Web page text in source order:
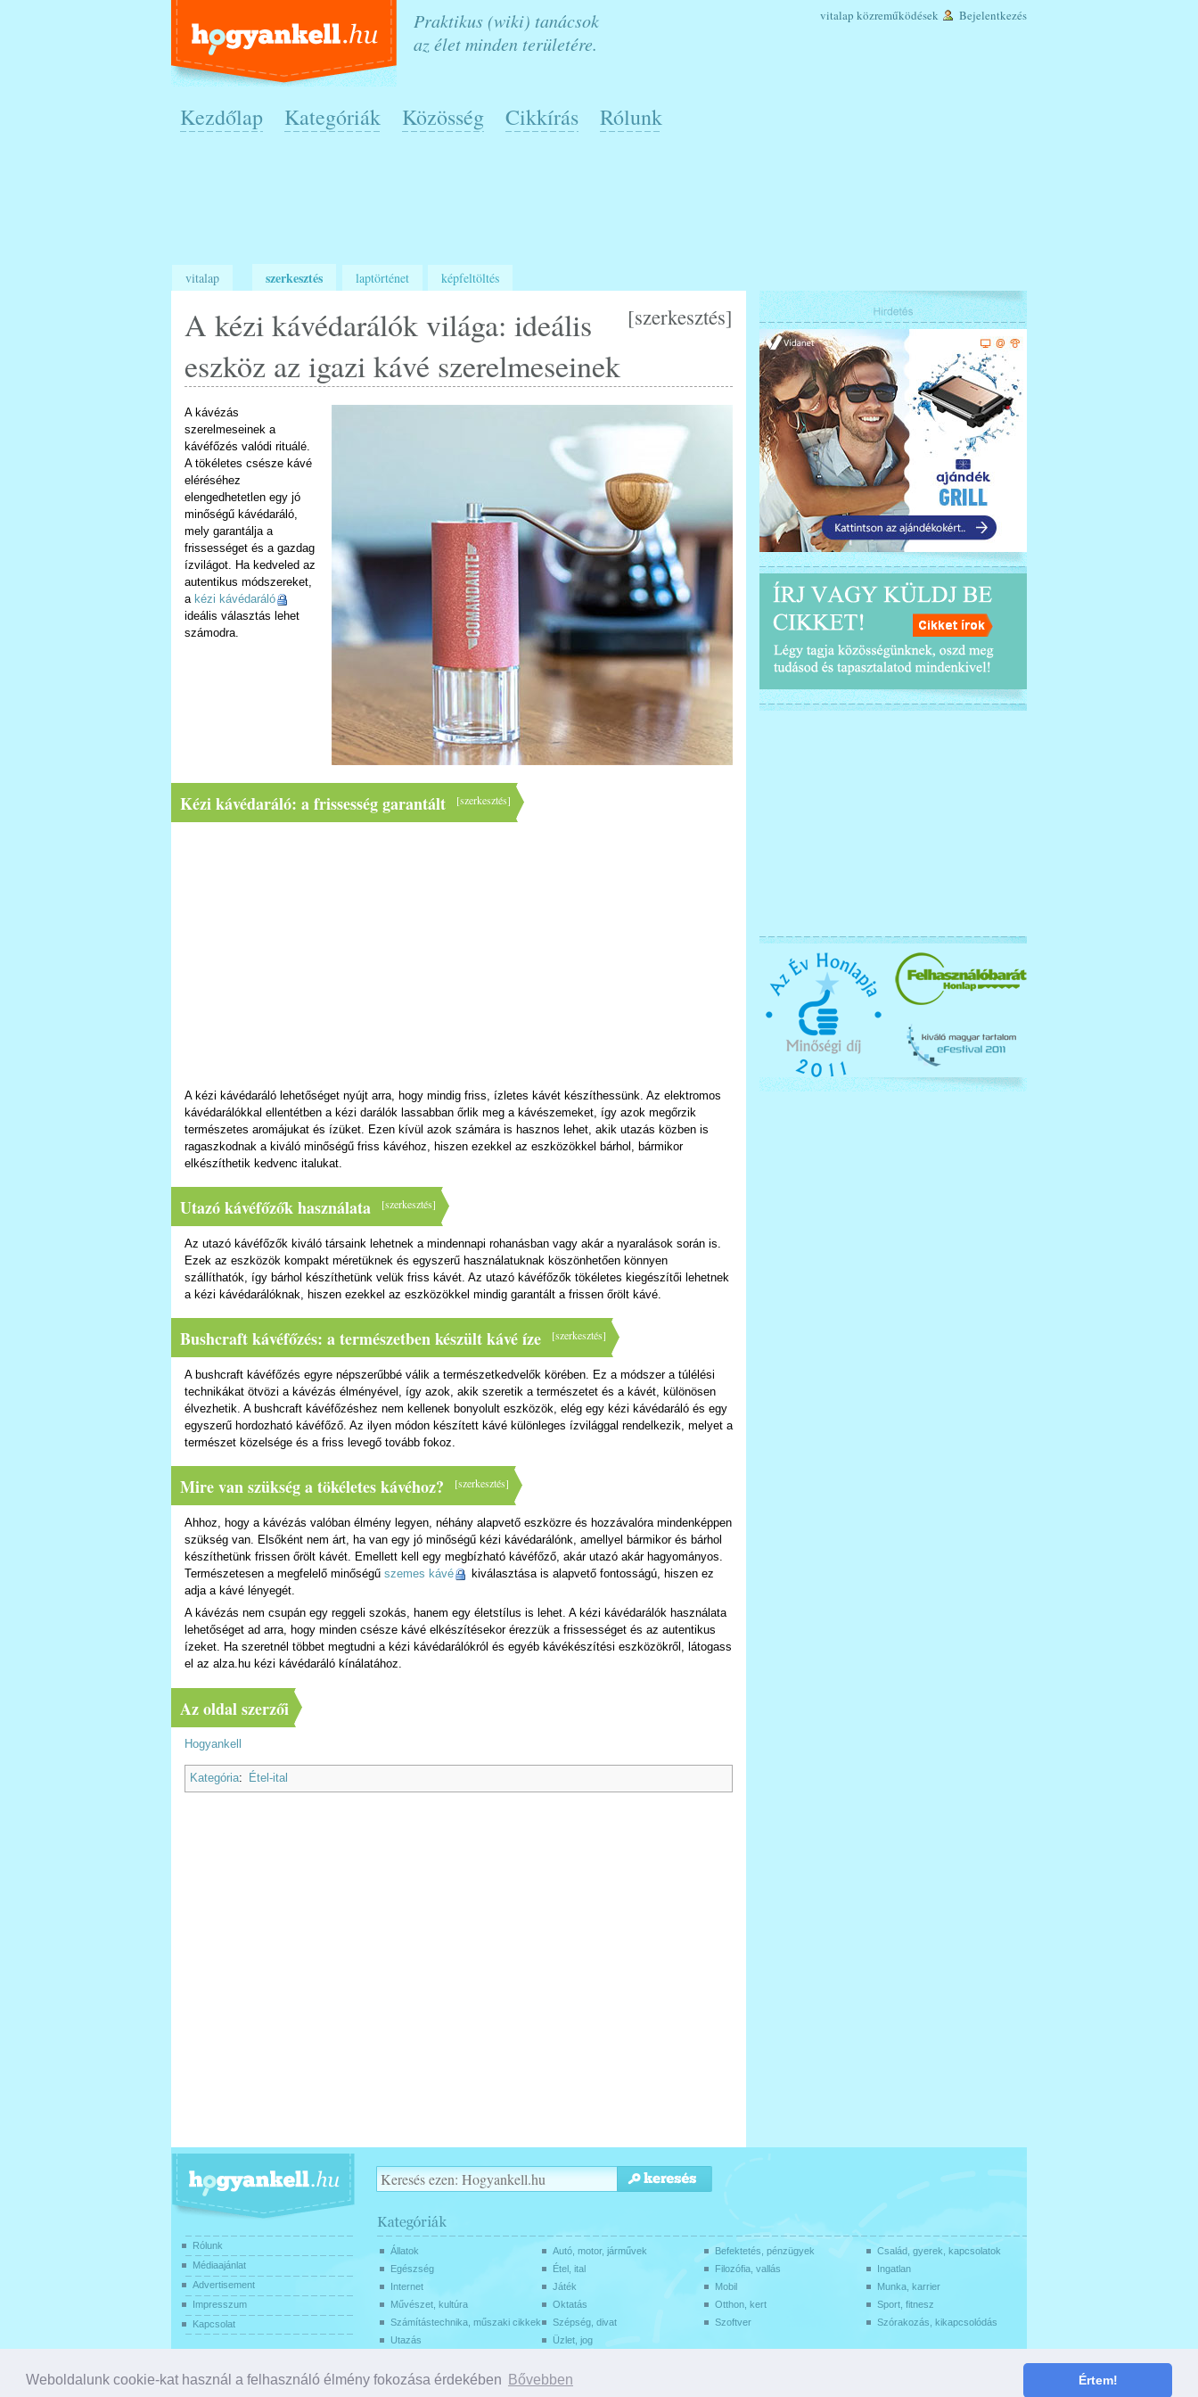
Weboldalunk cookie-kat használ a felhasználó élmény fokozása érdekében Bővebben Értem!
Praktikus (wiki) tanácsok
az élet minden területére.
vitalap közreműködések Bejelentkezés
Kezdőlap Kategóriák Közösség Cikkírás Rólunk
vitalap szerkesztés laptörténet képfeltöltés
[szerkesztés]
A kézi kávédarálók világa: ideális
eszköz az igazi kávé szerelmeseinek
A kávézás
szerelmeseinek a
kávéfőzés valódi rituálé.
A tökéletes csésze kávé
eléréséhez
elengedhetetlen egy jó
minőségű kávédaráló,
mely garantálja a
frissességet és a gazdag
ízvilágot. Ha kedveled az
autentikus módszereket,
a kézi kávédaráló
ideális választás lehet
számodra.
[szerkesztés]
Kézi kávédaráló: a frissesség garantált
A kézi kávédaráló lehetőséget nyújt arra, hogy mindig friss, ízletes kávét készíthessünk. Az elektromos
kávédarálókkal ellentétben a kézi darálók lassabban őrlik meg a kávészemeket, így azok megőrzik
természetes aromájukat és ízüket. Ezen kívül azok számára is hasznos lehet, akik utazás közben is
ragaszkodnak a kiváló minőségű friss kávéhoz, hiszen ezekkel az eszközökkel bárhol, bármikor
elkészíthetik kedvenc italukat.
[szerkesztés]
Utazó kávéfőzők használata
Az utazó kávéfőzők kiváló társaink lehetnek a mindennapi rohanásban vagy akár a nyaralások során is.
Ezek az eszközök kompakt méretüknek és egyszerű használatuknak köszönhetően könnyen
szállíthatók, így bárhol készíthetünk velük friss kávét. Az utazó kávéfőzők tökéletes kiegészítői lehetnek
a kézi kávédarálóknak, hiszen ezekkel az eszközökkel mindig garantált a frissen őrölt kávé.
[szerkesztés]
Bushcraft kávéfőzés: a természetben készült kávé íze
A bushcraft kávéfőzés egyre népszerűbbé válik a természetkedvelők körében. Ez a módszer a túlélési
technikákat ötvözi a kávézás élményével, így azok, akik szeretik a természetet és a kávét, különösen
élvezhetik. A bushcraft kávéfőzéshez nem kellenek bonyolult eszközök, elég egy kézi kávédaráló és egy
egyszerű hordozható kávéfőző. Az ilyen módon készített kávé különleges ízvilággal rendelkezik, melyet a
természet közelsége és a friss levegő tovább fokoz.
[szerkesztés]
Mire van szükség a tökéletes kávéhoz?
Ahhoz, hogy a kávézás valóban élmény legyen, néhány alapvető eszközre és hozzávalóra mindenképpen
szükség van. Elsőként nem árt, ha van egy jó minőségű kézi kávédarálónk, amellyel bármikor és bárhol
készíthetünk frissen őrölt kávét. Emellett kell egy megbízható kávéfőző, akár utazó akár hagyományos.
Természetesen a megfelelő minőségű szemes kávé
kiválasztása is alapvető fontosságú, hiszen ez
adja a kávé lényegét.
A kávézás nem csupán egy reggeli szokás, hanem egy életstílus is lehet. A kézi kávédarálók használata
lehetőséget ad arra, hogy minden csésze kávé elkészítésekor érezzük a frissességet és az autentikus
ízeket. Ha szeretnél többet megtudni a kézi kávédarálókról és egyéb kávékészítési eszközökről, látogass
el az alza.hu kézi kávédaráló kínálatához.
Az oldal szerzői
Hogyankell
Kategória: Étel-ital
Állatok Autó, motor, járművek Befektetés, pénzügyek
Család, gyerek, kapcsolatok
Egészség
Étel, ital Filozófia, vallás
Ingatlan
Internet
Játék Mobil
Munka, karrier
Művészet, kultúra
Oktatás Otthon, kert
Sport, fitnesz
Számítástechnika, műszaki cikkek
Szépség, divat Szoftver
Szórakozás, kikapcsolódás
Utazás
Üzlet, jog
Rólunk
Médiaajánlat
Advertisement
Impresszum
Kapcsolat
© 2026 Hogyankell.hu Adatvédelem és cookie-k Koncepció + kialakítás: